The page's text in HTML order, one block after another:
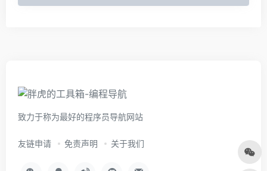
致力于称为最好的程序员导航网站
友链申请 免责声明 关于我们